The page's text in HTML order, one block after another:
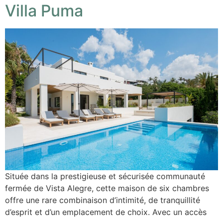
Villa Puma
Située dans la prestigieuse et sécurisée communauté
fermée de Vista Alegre, cette maison de six chambres
offre une rare combinaison d’intimité, de tranquillité
d’esprit et d’un emplacement de choix. Avec un accès